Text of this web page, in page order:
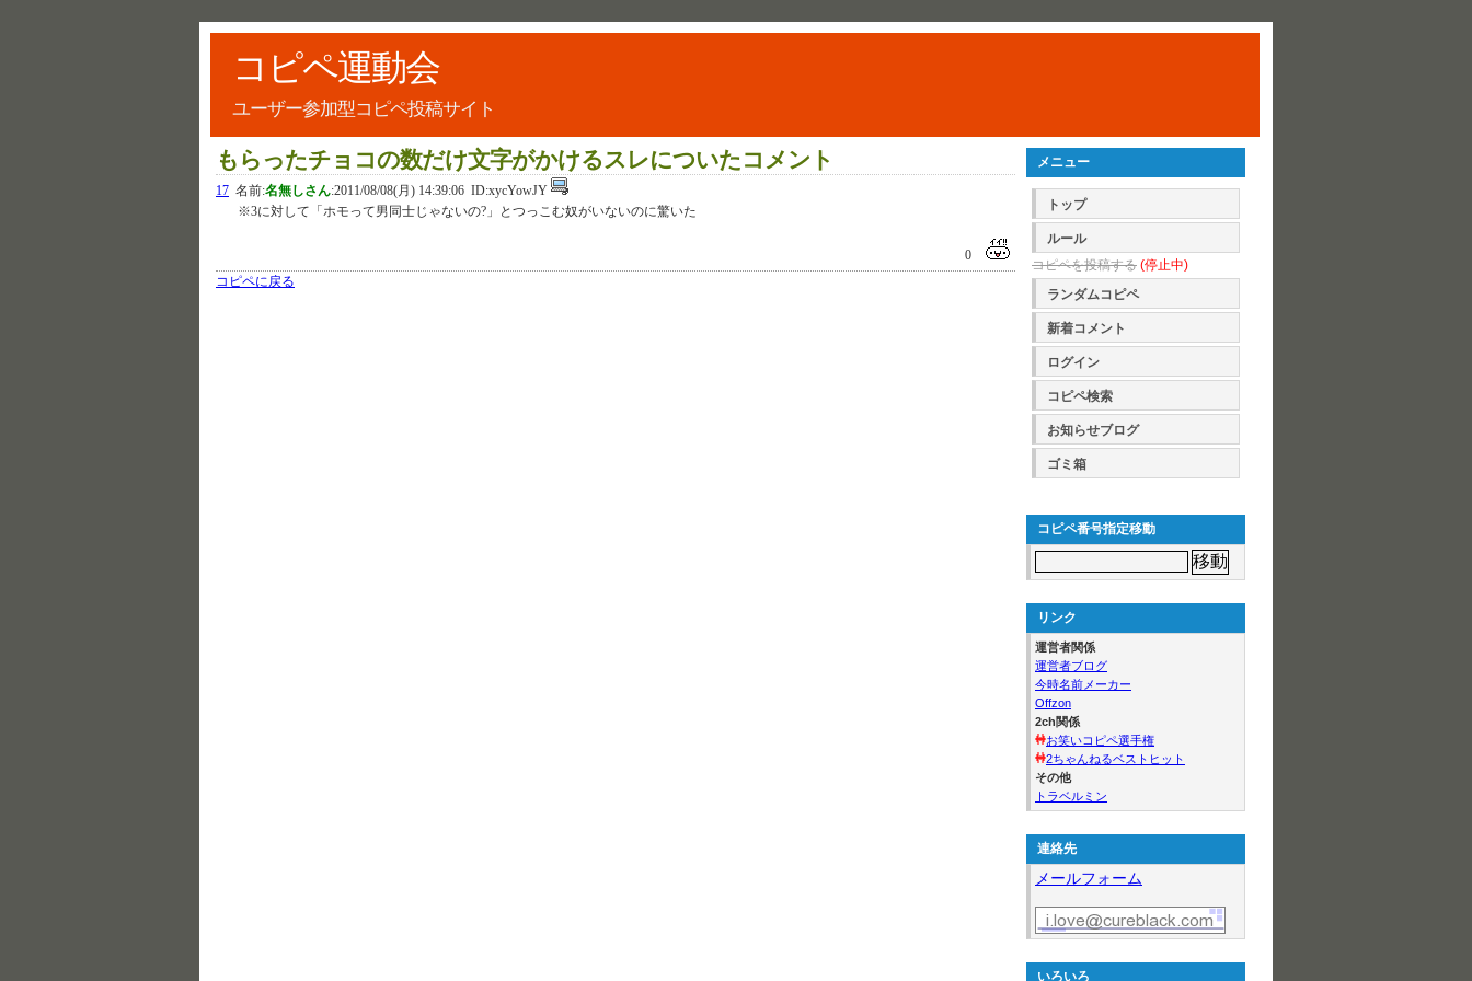
コピペ運動会
ユーザー参加型コピペ投稿サイト
もらったチョコの数だけ文字がかけるスレについたコメント
17 名前:名無しさん:2011/08/08(月) 14:39:06 ID:xycYowJY
※3に対して「ホモって男同士じゃないの?」とつっこむ奴がいないのに驚いた
0
コピペに戻る
メニュー
トップ
ルール
コピペを投稿する (停止中)
ランダムコピペ
新着コメント
ログイン
コピペ検索
お知らせブログ
ゴミ箱
コピペ番号指定移動
リンク
運営者関係
運営者ブログ
今時名前メーカー
Offzon
2ch関係
お笑いコピペ選手権
2ちゃんねるベストヒット
その他
トラベルミン
連絡先
メールフォーム
いろいろ